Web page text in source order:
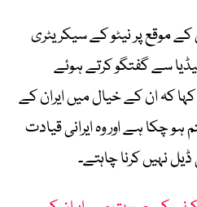
کے موقع پر نیٹو کے سیکریٹری
سے گفتگو کرتے ہوئے
کہ ان کے خیال میں ایران کے
ہو چکا ہے اور وہ ایرانی قیادت
نہیں کرنا چاہتے۔